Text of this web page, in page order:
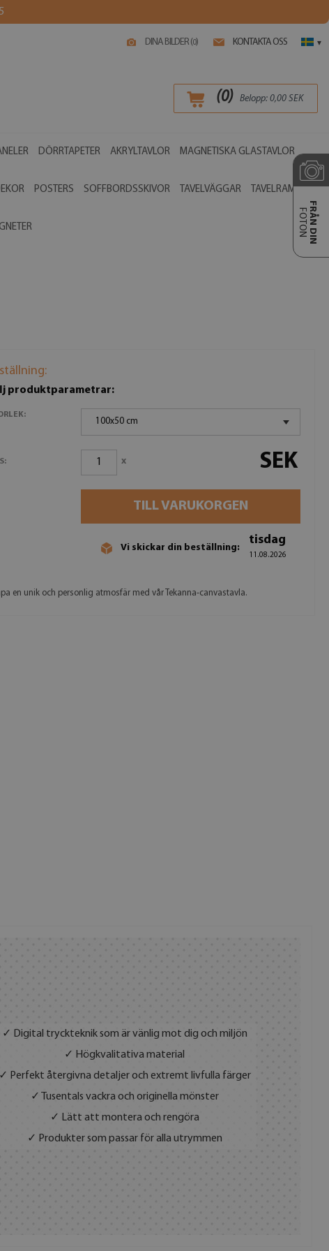
DINA BILDER (0) KONTAKTA OSS ▾
(0) Belopp: 0,00 SEK
DÖRRTAPETER AKRYLTAVLOR MAGNETISKA GLASTAVLOR
POSTERS SOFFBORDSSKIVOR TAVELVÄGGAR TAVELRAMAR
FRÅN DIN
FOTON
produktparametrar:
100x50 cm
x SEK
TILL VARUKORGEN
Vi skickar din beställning:
tisdag
11.08.2026
en unik och personlig atmosfär med vår Tekanna-canvastavla.
✓ Digital tryckteknik som är vänlig mot dig och miljön
✓ Högkvalitativa material
✓ Perfekt återgivna detaljer och extremt livfulla färger
✓ Tusentals vackra och originella mönster
✓ Lätt att montera och rengöra
✓ Produkter som passar för alla utrymmen